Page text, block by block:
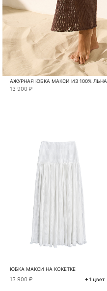
АЖУРНАЯ ЮБКА МАКСИ ИЗ 100% ЛЬНА
13 900 ₽
ЮБКА МАКСИ НА КОКЕТКЕ
13 900 ₽ + 1 цвет